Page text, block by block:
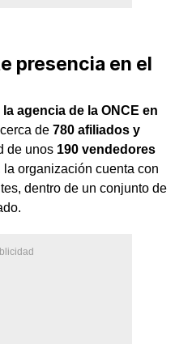
presencia en el
la agencia de la ONCE en
de 780 afiliados y
de unos 190 vendedores
organización cuenta con
dentro de un conjunto de